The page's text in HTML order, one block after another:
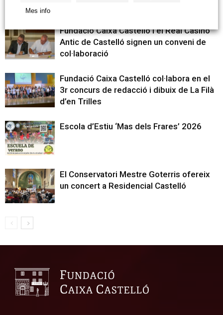
Fundació Caixa Castelló i el Real Casino
Antic de Castelló signen un conveni de
col·laboració
Fundació Caixa Castelló col·labora en el
3r concurs de redacció i dibuix de La Filà
d’en Trilles
Escola d’Estiu ‘Mas dels Frares’ 2026
El Conservatori Mestre Goterris ofereix
un concert a Residencial Castelló
Mes info